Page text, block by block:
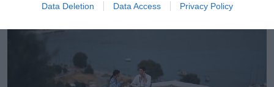
Data Deletion Data Access Privacy Policy